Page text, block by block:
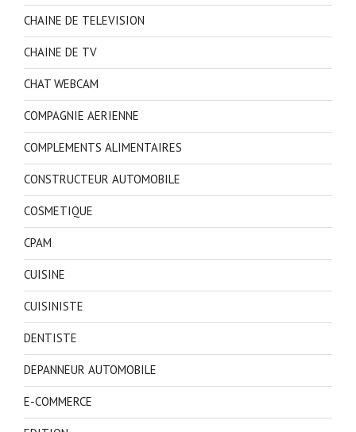
CHAINE DE TELEVISION
CHAINE DE TV
CHAT WEBCAM
COMPAGNIE AERIENNE
COMPLEMENTS ALIMENTAIRES
CONSTRUCTEUR AUTOMOBILE
COSMETIQUE
CPAM
CUISINE
CUISINISTE
DENTISTE
DEPANNEUR AUTOMOBILE
E-COMMERCE